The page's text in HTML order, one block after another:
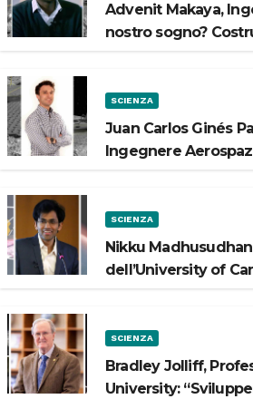
Advenit Makaya,
nostro sogno?
SCIENZA
Juan Carlos Ginés
Ingegnere
SCIENZA
Nikku
dell’University of
SCIENZA
Bradley Jolliff,
University: